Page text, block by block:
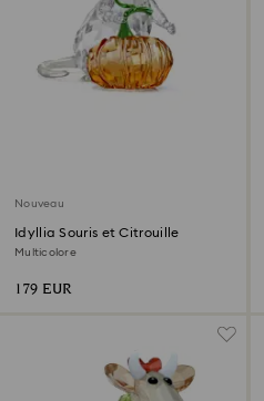
Nouveau
Idyllia Souris et Citrouille
Multicolore
179 EUR